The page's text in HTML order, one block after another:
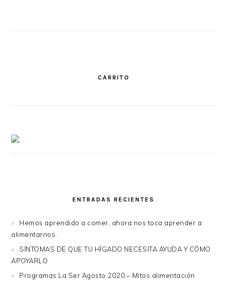
CARRITO
ENTRADAS RECIENTES
Hemos aprendido a comer, ahora nos toca aprender a
alimentarnos.
SÍNTOMAS DE QUE TU HÍGADO NECESITA AYUDA Y CÓMO
APOYARLO
Programas La Ser Agosto 2020 – Mitos alimentación